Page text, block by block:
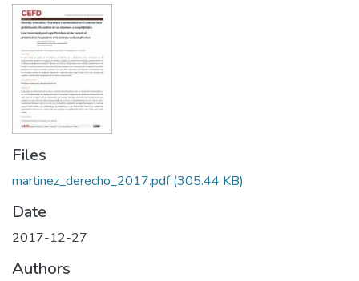
Policies
Files
martinez_derecho_2017.pdf(305.44 KB)
Date
2017-12-27
Authors